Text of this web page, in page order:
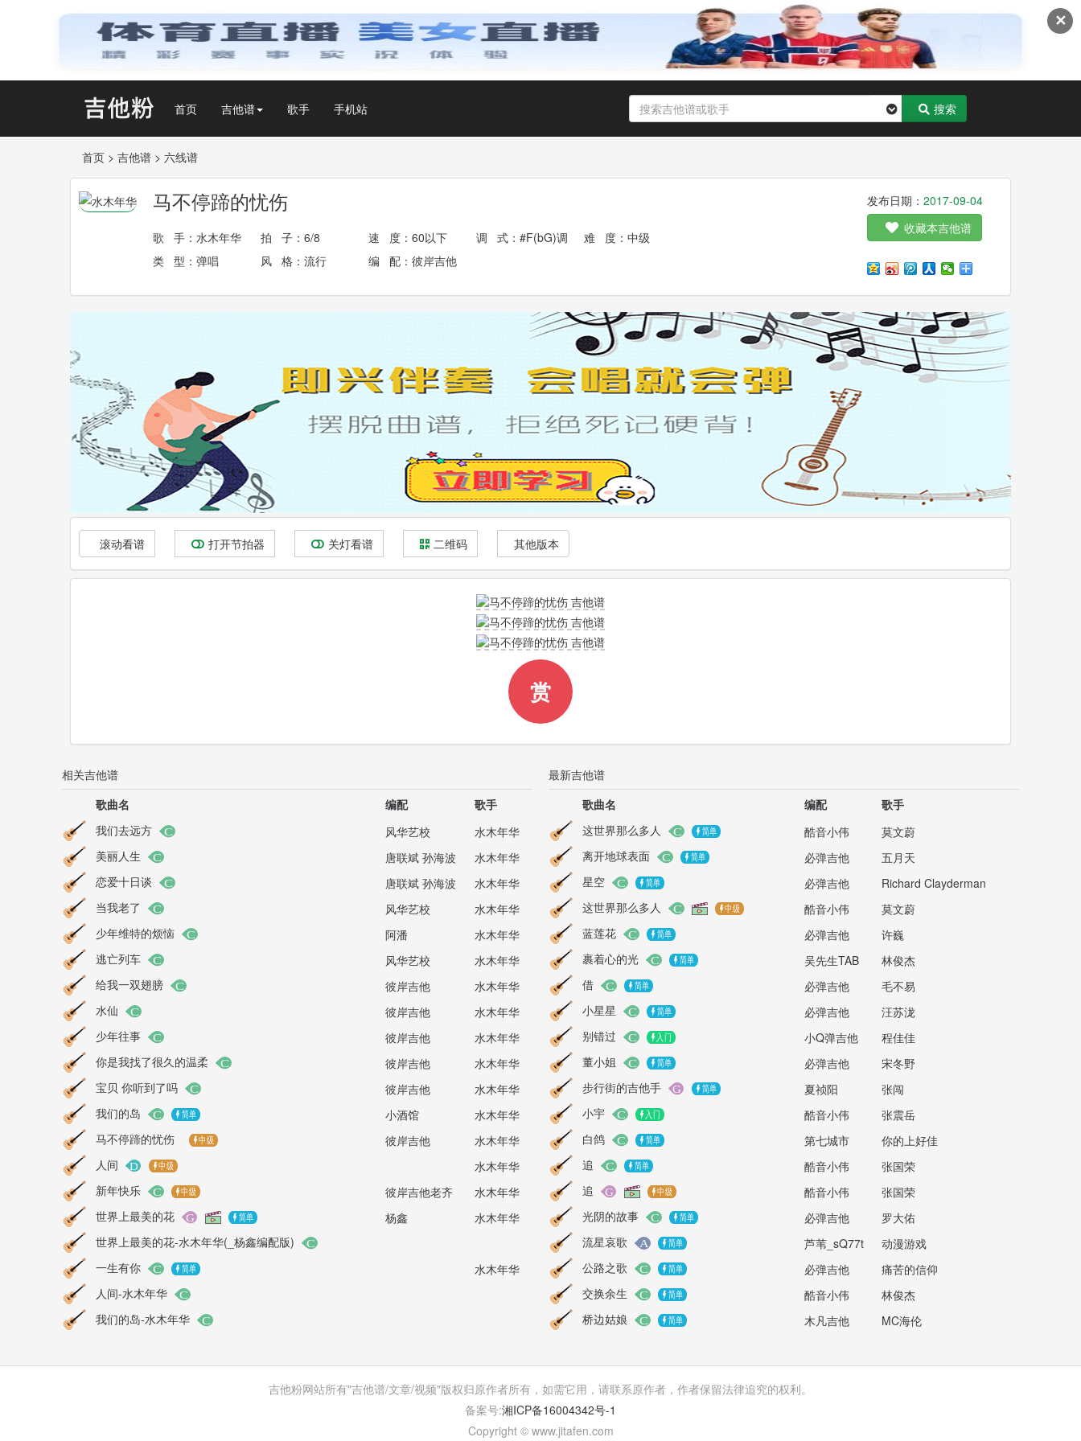
✕
首页 吉他谱 歌手 手机站 搜索
首页 > 吉他谱 > 六线谱
马不停蹄的忧伤
歌 手： 水木年华 拍 子：6/8 速 度：60以下 调 式：#F(bG)调
难 度：中级
类 型：弹唱
风 格：流行 编 配：彼岸吉他
发布日期： 2017-09-04
收藏本吉他谱
滚动看谱 打开节拍器 关灯看谱 二维码 其他版本
赏
相关吉他谱
歌曲名
编配
歌手
我们去远方
风华艺校
水木年华
美丽人生
唐联斌 孙海波
水木年华
恋爱十日谈
唐联斌 孙海波
水木年华
当我老了
风华艺校
水木年华
少年维特的烦恼
阿潘
水木年华
逃亡列车
风华艺校
水木年华
给我一双翅膀
彼岸吉他
水木年华
水仙
彼岸吉他
水木年华
少年往事
彼岸吉他
水木年华
你是我找了很久的温柔
彼岸吉他
水木年华
宝贝 你听到了吗
彼岸吉他
水木年华
我们的岛
小酒馆
水木年华
马不停蹄的忧伤
彼岸吉他
水木年华
人间
水木年华
新年快乐
彼岸吉他老齐
水木年华
世界上最美的花
杨鑫
水木年华
世界上最美的花-水木年华(_杨鑫编配版)
一生有你
水木年华
人间-水木年华
我们的岛-水木年华
最新吉他谱
歌曲名
编配
歌手
这世界那么多人
酷音小伟
莫文蔚
离开地球表面
必弹吉他
五月天
星空
必弹吉他
Richard Clayderman
这世界那么多人
酷音小伟
莫文蔚
蓝莲花
必弹吉他
许巍
裹着心的光
吴先生TAB
林俊杰
借
必弹吉他
毛不易
小星星
必弹吉他
汪苏泷
别错过
小Q弹吉他
程佳佳
董小姐
必弹吉他
宋冬野
步行街的吉他手
夏祯阳
张闯
小宇
酷音小伟
张震岳
白鸽
第七城市
你的上好佳
追
酷音小伟
张国荣
追
酷音小伟
张国荣
光阴的故事
必弹吉他
罗大佑
流星哀歌
芦苇_sQ77t
动漫游戏
公路之歌
必弹吉他
痛苦的信仰
交换余生
酷音小伟
林俊杰
桥边姑娘
木凡吉他 MC海伦
吉他粉网站所有"吉他谱/文章/视频"版权归原作者所有，如需它用，请联系原作者，作者保留法律追究的权利。
备案号:湘ICP备16004342号-1
Copyright © www.jitafen.com